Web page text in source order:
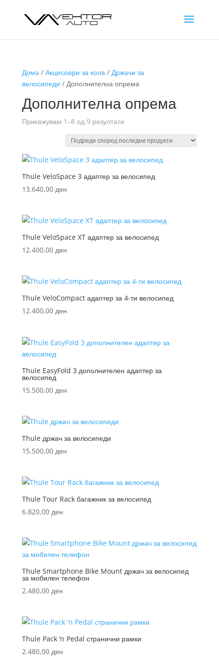
Дома/ Акцесоари за кола/ Држачи за
велосипеди / Дополнителна опрема
Дополнителна опрема
Прикажувам 1–8 од 9 резултатиSorted
latest
Thule VeloSpace 3 адаптер за велосипед
13.640,00 ден
Thule VeloSpace XT адаптер за велосипед
12.400,00 ден
Thule VeloCompact адаптер за 4-ти велосипед
12.400,00 ден
Thule EasyFold 3 дополнителен адаптер за
велосипед
15.500,00 ден
Thule држач за велосипеди
15.500,00 ден
Thule Tour Rack багажник за велосипед
6.820,00 ден
Thule Smartphone Bike Mount држач за велосипед
за мобилен телефон
2.480,00 ден
Thule Pack ‘n Pedal странични рамки
2.480,00 ден